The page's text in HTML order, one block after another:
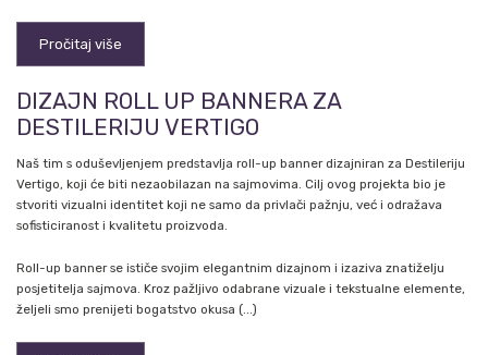
Pročitaj više
DIZAJN ROLL UP BANNERA ZA
DESTILERIJU VERTIGO
Naš tim s oduševljenjem predstavlja roll-up banner dizajniran za Destileriju
Vertigo, koji će biti nezaobilazan na sajmovima. Cilj ovog projekta bio je
stvoriti vizualni identitet koji ne samo da privlači pažnju, već i odražava
sofisticiranost i kvalitetu proizvoda.
Roll-up banner se ističe svojim elegantnim dizajnom i izaziva znatiželju
posjetitelja sajmova. Kroz pažljivo odabrane vizuale i tekstualne elemente,
željeli smo prenijeti bogatstvo okusa (...)